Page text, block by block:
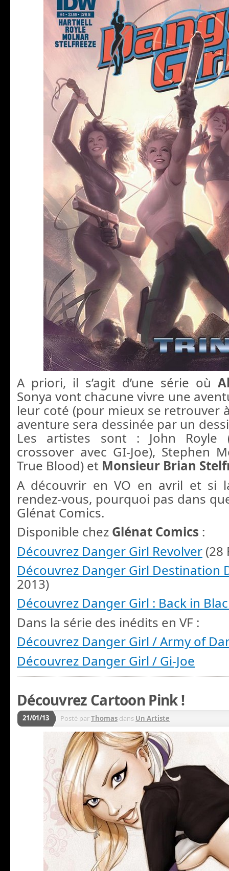
A priori, il s’agit d’une série où
Sonya vont chacune vivre une
leur coté (pour mieux se retrouver
aventure sera dessinée par un
Les artistes sont : John Royle
crossover avec GI-Joe), Stephen
True Blood) et Monsieur Brian
A découvrir en VO en avril et si
rendez-vous, pourquoi pas dans
Glénat Comics.
Disponible chez Glénat Comics :
Découvrez Danger Girl Revolver (28
Découvrez Danger Girl Destination
2013)
Découvrez Danger Girl : Back in
Dans la série des inédits en VF :
Découvrez Danger Girl / Army of
Découvrez Danger Girl / Gi-Joe
Découvrez Cartoon Pink !
21/01/13 Posté parThomas dans Un Artiste